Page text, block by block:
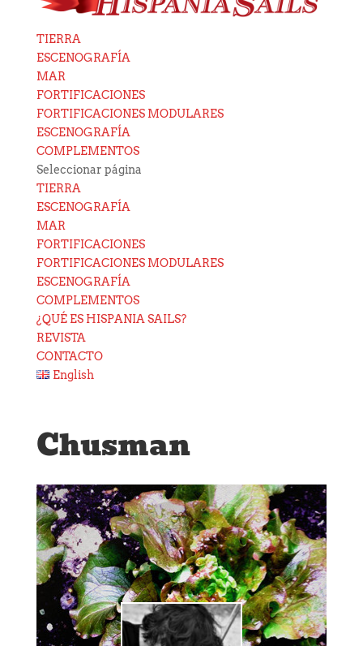
TIERRA
ESCENOGRAFÍA
MAR
FORTIFICACIONES
FORTIFICACIONES MODULARES
ESCENOGRAFÍA
COMPLEMENTOS
Seleccionar página
TIERRA
ESCENOGRAFÍA
MAR
FORTIFICACIONES
FORTIFICACIONES MODULARES
ESCENOGRAFÍA
COMPLEMENTOS
¿QUÉ ES HISPANIA SAILS?
REVISTA
CONTACTO
English
Chusman